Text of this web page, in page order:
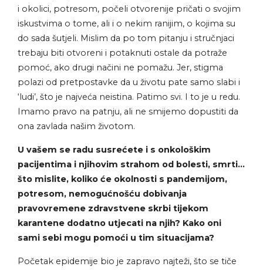
i okolici, potresom, počeli otvorenije pričati o svojim
iskustvima o tome, ali i o nekim ranijim, o kojima su
do sada šutjeli. Mislim da po tom pitanju i stručnjaci
trebaju biti otvoreni i potaknuti ostale da potraže
pomoć, ako drugi načini ne pomažu. Jer, stigma
polazi od pretpostavke da u životu pate samo slabi i
‘ludi’, što je najveća neistina. Patimo svi. I to je u redu.
Imamo pravo na patnju, ali ne smijemo dopustiti da
ona zavlada našim životom.
U vašem se radu susrećete i s onkološkim
pacijentima i njihovim strahom od bolesti, smrti…
što mislite, koliko će okolnosti s pandemijom,
potresom, nemogućnošću dobivanja
pravovremene zdravstvene skrbi tijekom
karantene dodatno utjecati na njih? Kako oni
sami sebi mogu pomoći u tim situacijama?
Početak epidemije bio je zapravo najteži, što se tiče